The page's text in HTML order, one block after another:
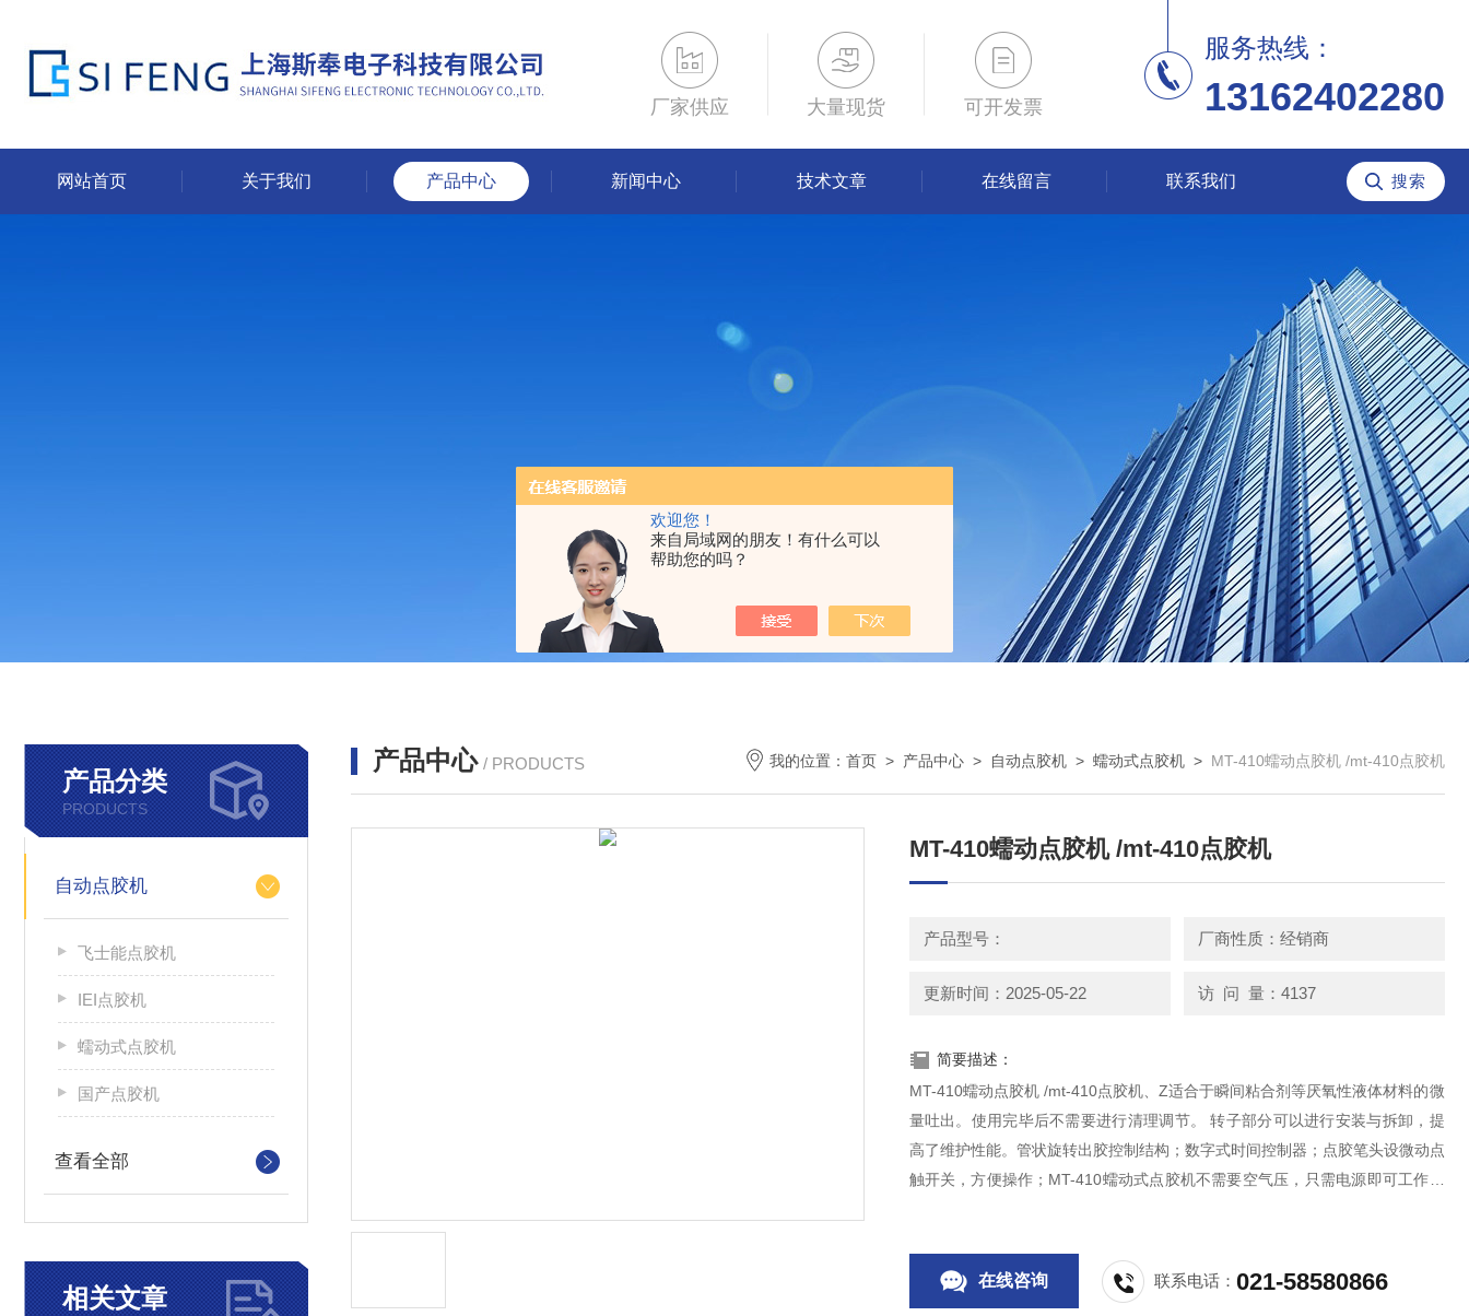
欢迎您！
来自局域网的朋友！有什么可以
帮助您的吗？
厂家供应 大量现货 可开发票
服务热线：
13162402280
网站首页 关于我们 产品中心 新闻中心 技术文章 在线留言 联系我们
产品分类
PRODUCTS
自动点胶机
飞士能点胶机
IEI点胶机
蠕动式点胶机
国产点胶机
查看全部
相关文章
产品中心 / PRODUCTS 我的位置： 首页 > 产品中心 > 自动点胶机 > 蠕动式点胶机 > MT-410蠕动点胶机 /mt-410点胶机
MT-410蠕动点胶机 /mt-410点胶机
产品型号： 厂商性质：经销商
更新时间：2025-05-22 访 问 量：4137
简要描述：
MT-410蠕动点胶机 /mt-410点胶机、Z适合于瞬间粘合剂等厌氧性液体材料的微
量吐出。使用完毕后不需要进行清理调节。 转子部分可以进行安装与拆卸，提
高了维护性能。管状旋转出胶控制结构；数字式时间控制器；点胶笔头设微动点
触开关，方便操作；MT-410蠕动式点胶机不需要空气压，只需电源即可工作；
在线咨询 联系电话：021-58580866